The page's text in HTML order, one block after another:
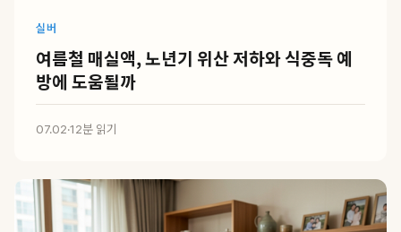
실버
여름철 매실액, 노년기 위산 저하와 식중독 예
방에 도움될까
07.02·12분 읽기